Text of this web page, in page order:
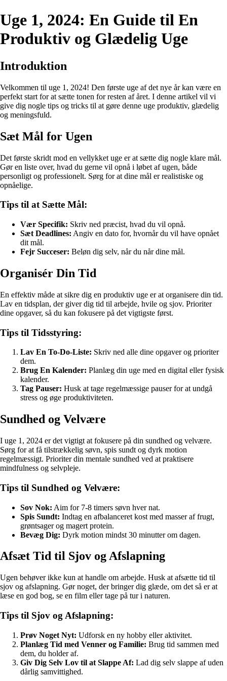
Uge 1, 2024: En Guide til En
Produktiv og Glædelig Uge
Introduktion
Velkommen til uge 1, 2024! Den første uge af det nye år kan være en
perfekt start for at sætte tonen for resten af året. I denne artikel vil vi
give dig nogle tips og tricks til at gøre denne uge produktiv, glædelig
og meningsfuld.
Sæt Mål for Ugen
Det første skridt mod en vellykket uge er at sætte dig nogle klare mål.
Gør en liste over, hvad du gerne vil opnå i løbet af ugen, både
personligt og professionelt. Sørg for at dine mål er realistiske og
opnåelige.
Tips til at Sætte Mål:
Vær Specifik: Skriv ned præcist, hvad du vil opnå.
Sæt Deadlines: Angiv en dato for, hvornår du vil have opnået
dit mål.
Fejr Succeser: Beløn dig selv, når du når dine mål.
Organisér Din Tid
En effektiv måde at sikre dig en produktiv uge er at organisere din tid.
Lav en tidsplan, der giver dig tid til arbejde, hvile og sjov. Prioriter
dine opgaver, så du kan fokusere på det vigtigste først.
Tips til Tidsstyring:
Lav En To-Do-Liste: Skriv ned alle dine opgaver og prioriter
dem.
Brug En Kalender: Planlæg din uge med en digital eller fysisk
kalender.
Tag Pauser: Husk at tage regelmæssige pauser for at undgå
stress og øge produktiviteten.
Sundhed og Velvære
I uge 1, 2024 er det vigtigt at fokusere på din sundhed og velvære.
Sørg for at få tilstrækkelig søvn, spis sundt og dyrk motion
regelmæssigt. Prioriter din mentale sundhed ved at praktisere
mindfulness og selvpleje.
Tips til Sundhed og Velvære:
Sov Nok: Aim for 7-8 timers søvn hver nat.
Spis Sundt: Indtag en afbalanceret kost med masser af frugt,
grøntsager og magert protein.
Bevæg Dig: Dyrk motion mindst 30 minutter om dagen.
Afsæt Tid til Sjov og Afslapning
Ugen behøver ikke kun at handle om arbejde. Husk at afsætte tid til
sjov og afslapning. Gør noget, der bringer dig glæde, om det så er at
læse en god bog, se en film eller tage på tur i naturen.
Tips til Sjov og Afslapning:
Prøv Noget Nyt: Udforsk en ny hobby eller aktivitet.
Planlæg Tid med Venner og Familie: Brug tid sammen med
dem, du holder af.
Giv Dig Selv Lov til at Slappe Af: Lad dig selv slappe af uden
dårlig samvittighed.